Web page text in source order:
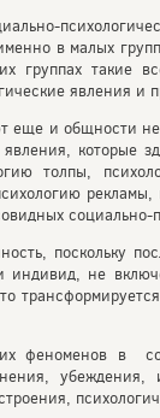
в малых
такие
явления и
еще и общности
явления,
толпы,
социально-
поскольку
индивид, не
феноменов в